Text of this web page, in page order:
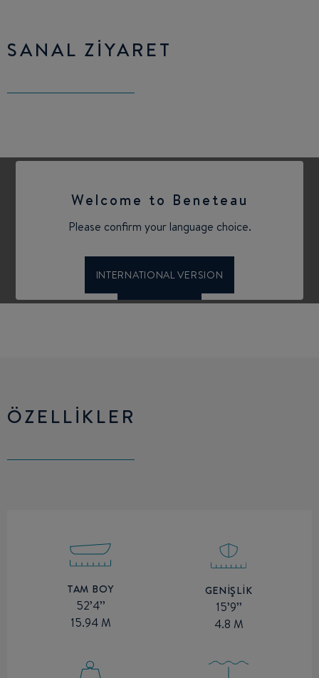
SANAL ZIYARET
ÖZELLIKLER
TAM BOY
52’4’’
15.94 M
GENIŞLIK
15’9’’
4.8 M